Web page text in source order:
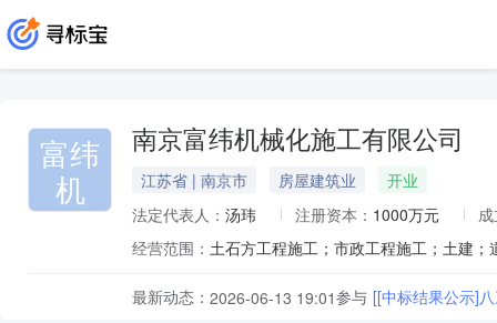
富纬
机
南京富纬机械化施工有限公司
江苏省 | 南京市 房屋建筑业
开业
法定代表人： 汤玮 注册资本： 1000万元
经营范围：
最新动态： 2026-06-13 19:01参与 [[中标结果公示]